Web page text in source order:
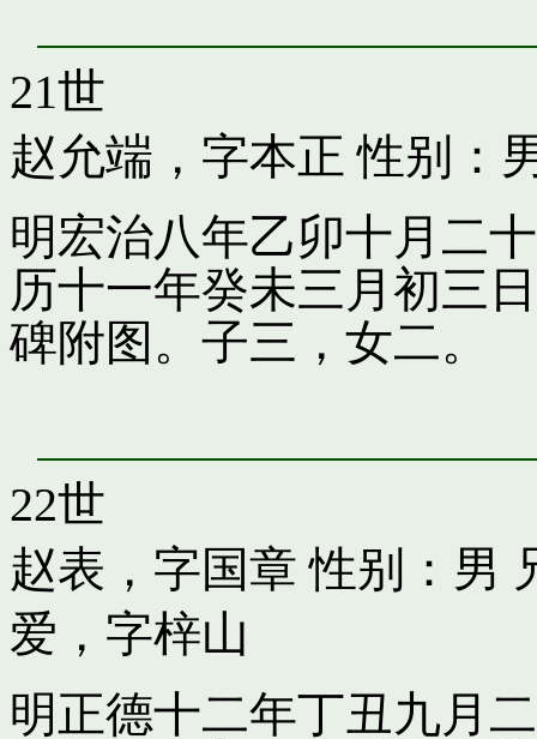
21世
赵允端，字本正 性别：
明宏治八年乙卯十月二
历十一年癸未三月初三
碑附图。子三，女二。
22世
赵表，字国章 性别：男
爱，字梓山
明正德十二年丁丑九月